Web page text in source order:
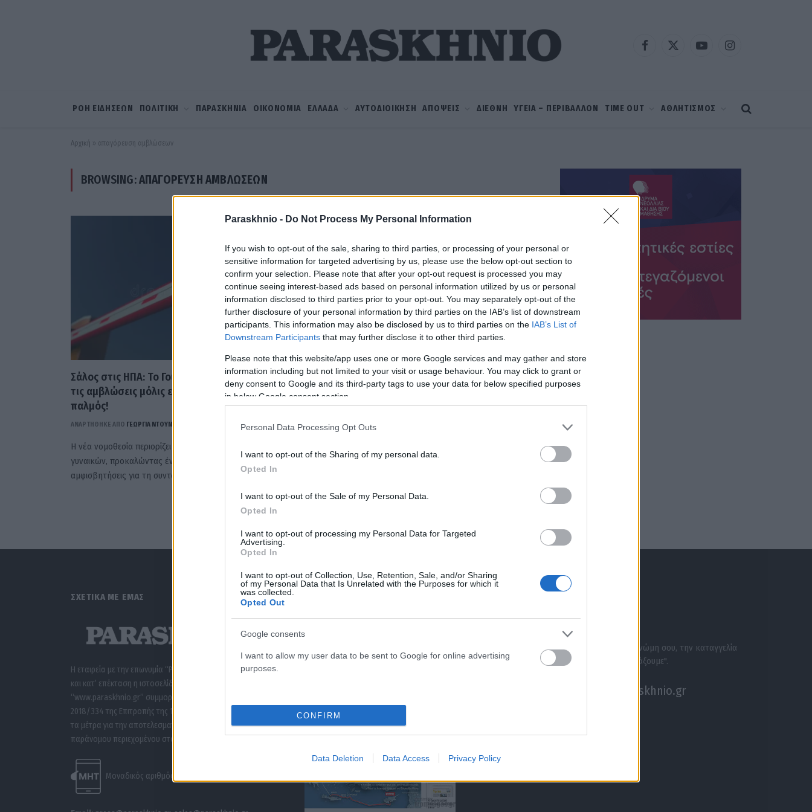
Paraskhnio - Do Not Process My Personal Information
If you wish to opt-out of the sale, sharing to third parties, or processing of your personal or
sensitive information for targeted advertising by us, please use the below opt-out section to
confirm your selection. Please note that after your opt-out request is processed you may
continue seeing interest-based ads based on personal information utilized by us or personal
information disclosed to third parties prior to your opt-out. You may separately opt-out of the
further disclosure of your personal information by third parties on the IAB’s list of downstream
participants. This information may also be disclosed by us to third parties on the IAB’s List of
Downstream Participants that may further disclose it to other third parties.
Please note that this website/app uses one or more Google services and may gather and store
information including but not limited to your visit or usage behaviour. You may click to grant or
deny consent to Google and its third-party tags to use your data for below specified purposes
in below Google consent section.
Personal Data Processing Opt Outs
I want to opt-out of the Sharing of my personal data.
Opted In
I want to opt-out of the Sale of my Personal Data.
Opted In
I want to opt-out of processing my Personal Data for Targeted
Advertising.
Opted In
I want to opt-out of Collection, Use, Retention, Sale, and/or Sharing
of my Personal Data that Is Unrelated with the Purposes for which it
was collected.
Opted Out
Google consents
I want to allow my user data to be sent to Google for online advertising
purposes.
CONFIRM
Data Deletion Data Access Privacy Policy
Facebook
X
YouTubeInstagram
ΡΟΗ ΕΙΔΗΣΕΩΝ ΠΟΛΙΤΙΚΗ ΠΑΡΑΣΚΗΝΙΑ ΟΙΚΟΝΟΜΙΑ ΕΛΛΑΔΑ ΑΥΤΟΔΙΟΙΚΗΣΗ ΑΠΟΨΕΙΣ ΔΙΕΘΝΗ ΥΓΕΙΑ – ΠΕΡΙΒΑΛΛΟΝ TIME OUT ΑΘΛΗΤΙΣΜΟΣ
Αρχική » απαγόρευση αμβλώσεων
BROWSING:ΑΠΑΓΌΡΕΥΣΗ ΑΜΒΛΏΣΕΩΝ
Σάλος στις ΗΠΑ: Το Γουαϊόμινγκ απαγορεύει
τις αμβλώσεις μόλις εντοπιστεί καρδιακός
παλμός!
ΑΝΑΡΤΗΘΗΚΕ ΑΠΟ ΓΕΩΡΓΊΑ ΝΤΟΎΝΗ
Η νέα νομοθεσία περιορίζει δραστικά τα δικαιώματα των
γυναικών, προκαλώντας έντονες αντιδράσεις και
αμφισβητήσεις για τη συνταγματικότητα του μέτρου.
ΣΧΕΤΙΚΑ ΜΕ ΕΜΑΣ
Η εταιρεία με την επωνυμία “POLITICAL MEDIA GROUP A.E.”
και κατ’ επέκταση η ιστοσελίδα που κατέχει αυτή
“www.paraskhnio.gr” συμμορφώνονται με τη Σύσταση (ΕΕ)
2018/334 της Επιτροπής της 1ης Μαρτίου 2018 σχετικά με
τα μέτρα για την αποτελεσματική αντιμετώπιση του
παράνομου περιεχομένου στο διαδίκτυο (L 63).
Μοναδικός αριθμός Μ.Η.Τ. 262047
Στείλε την άποψή σου, τη γνώμη σου, την καταγγελία
σου, ή αν θέλεις κάτι να "ψάξουμε".
akouseme@paraskhnio.gr